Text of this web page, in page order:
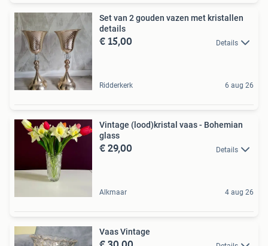
Set van 2 gouden vazen met kristallen
details
€ 15,00 Details
Ridderkerk 6 aug 26
Vintage (lood)kristal vaas - Bohemian
glass
€ 29,00 Details
Alkmaar 4 aug 26
Vaas Vintage